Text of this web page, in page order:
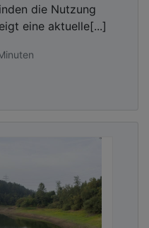
die Nutzung
eine aktuelle[...]